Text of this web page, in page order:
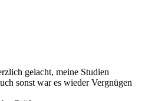
gelacht, meine Studien
sonst war es wieder Vergnügen